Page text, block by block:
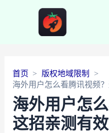
首页
版权地域限制
海外用户怎么看腾讯视频？
海外用户怎
这招亲测有效